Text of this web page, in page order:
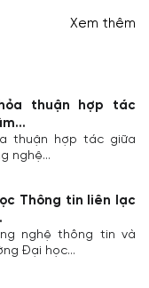
Xem thêm
thuận hợp tác
thuận hợp tác giữa
nghệ...
Thông tin liên lạc
nghệ thông tin và
Đại học...